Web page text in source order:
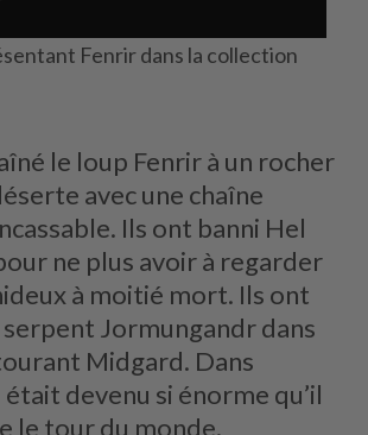
Fenrir dans la collection
le loup Fenrir à un rocher
avec une chaîne
Ils ont banni Hel
ne plus avoir à regarder
à moitié mort. Ils ont
Jormungandr dans
Midgard. Dans
devenu si énorme qu’il
le tour du monde.